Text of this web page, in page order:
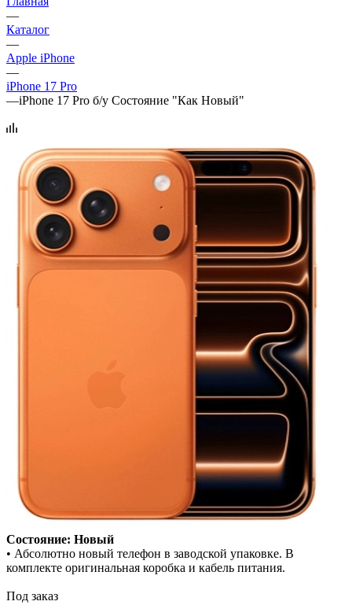
—
Каталог
—
Apple iPhone
—
iPhone 17 Pro
—iPhone 17 Pro б/у Состояние "Как Новый"
Состояние: Новый
• Абсолютно новый телефон в заводской упаковке. В
комплекте оригинальная коробка и кабель питания.
Под заказ